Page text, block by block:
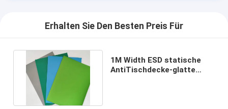
Erhalten Sie Den Besten Preis Für
1M Width ESD statische
AntiTischdecke-glatte